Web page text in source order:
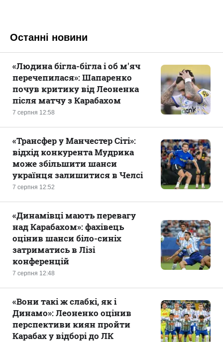
Останні новини
7 серпня 12:58
«Людина бігла-бігла і об м'яч
перечепилася»: Шапаренко
почув критику від Леоненка
після матчу з Карабахом
7 серпня 12:52
«Трансфер у Манчестер Сіті»:
відхід конкурента Мудрика
може збільшити шанси
українця залишитися в Челсі
7 серпня 12:48
«Динамівці мають перевагу
над Карабахом»: фахівець
оцінив шанси біло-синіх
затриматись в Лізі
конференцій
«Вони такі ж слабкі, як і
Динамо»: Леоненко оцінив
перспективи киян пройти
Карабах у відборі до ЛК